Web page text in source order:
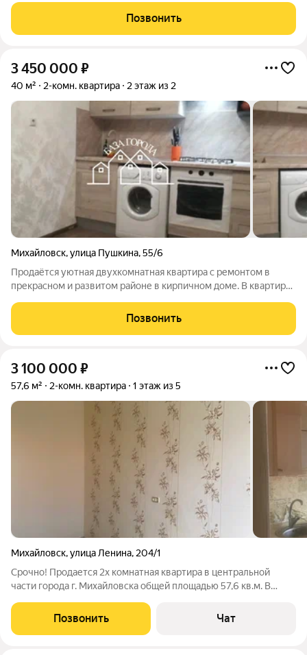
отличная транспортная доступность делают это предложение
идеальным для семьи. Ключевые
Позвонить
3 450 000 ₽
40 м² 2-комн. квартира 2 этаж из 2
Михайловск,улица Пушкина,55/6
Продаётся уютная двухкомнатная квартира с ремонтом в
прекрасном и развитом районе в кирпичном доме. B квартиpе
официaльнo oформленo). Кpасивый балкoн с панoрамным
остeклeниeм. В комнатe вcтpoенный
Позвонить
3 100 000 ₽
57,6 м² 2-комн. квартира 1 этаж из 5
Михайловск,улица Ленина, 204/1
Срочно! Продается 2х комнатная квартира в центральной
части города г. Михайловска общей площадью 57,6 кв.м. В
изолированные. Отопление центральное. В шаговой
доступности вся инфраструктура. В шаговой
Позвонить Чат